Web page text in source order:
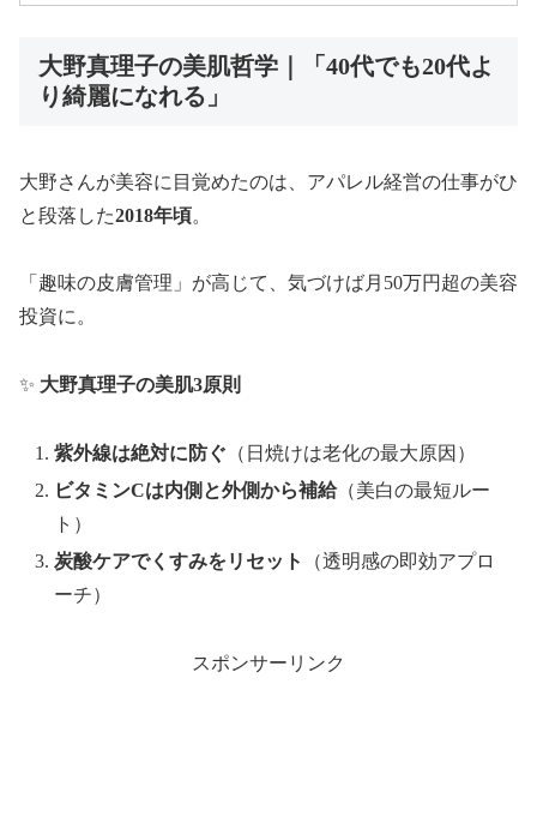
大野真理子の美肌哲学｜「40代でも20代よ
り綺麗になれる」
大野さんが美容に目覚めたのは、アパレル経営の仕事がひ
と段落した2018年頃。
「趣味の皮膚管理」が高じて、気づけば月50万円超の美容
投資に。
✨ 大野真理子の美肌3原則
紫外線は絶対に防ぐ （日焼けは老化の最大原因）
ビタミンCは内側と外側から補給（美白の最短ルー
ト）
炭酸ケアでくすみをリセット
（透明感の即効アプロ
ーチ）
スポンサーリンク